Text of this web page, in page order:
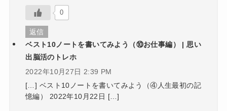
0
返信
ベスト10ノートを書いてみよう（⑩お仕事編） | 思い
出脳活のトレホ
2022年10月27日 2:39 PM
[…] ベスト10ノートを書いてみよう（④人生最初の記
憶編） 2022年10月22日 […]